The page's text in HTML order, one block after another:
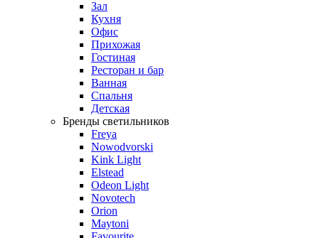
Зал
Кухня
Офис
Прихожая
Гостиная
Ресторан и бар
Ванная
Спальня
Детская
Бренды светильников
Freya
Nowodvorski
Kink Light
Elstead
Odeon Light
Novotech
Orion
Maytoni